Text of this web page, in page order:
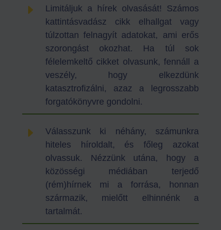
E
Limitáljuk a hírek olvasását! Számos
kattintásvadász cikk elhallgat vagy
túlzottan felnagyít adatokat, ami erős
szorongást okozhat. Ha túl sok
félelemkeltő cikket olvasunk, fennáll a
veszély, hogy elkezdünk
katasztrofizálni, azaz a legrosszabb
forgatókönyvre gondolni.
E
Válasszunk ki néhány, számunkra
hiteles híroldalt, és főleg azokat
olvassuk. Nézzünk utána, hogy a
közösségi médiában terjedő
(rém)hírnek mi a forrása, honnan
származik, mielőtt elhinnénk a
tartalmát.